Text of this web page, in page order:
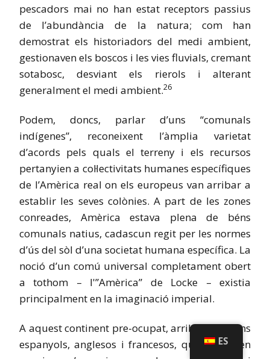
pescadors mai no han estat receptors passius
de l’abundància de la natura; com han
demostrat els historiadors del medi ambient,
gestionaven els boscos i les vies fluvials, cremant
sotabosc, desviant els rierols i alterant
generalment el medi ambient.26
Podem, doncs, parlar d’uns “comunals
indígenes”, reconeixent l’àmplia varietat
d’acords pels quals el terreny i els recursos
pertanyien a col·lectivitats humanes específiques
de l’Amèrica real on els europeus van arribar a
establir les seves colònies. A part de les zones
conreades, Amèrica estava plena de béns
comunals natius, cadascun regit per les normes
d’ús del sòl d’una societat humana específica. La
noció d’un comú universal completament obert
a tothom – l'”Amèrica” ​​de Locke – existia
principalment en la imaginació imperial.
A aquest continent pre-ocupat, arribaven colons
espanyols, anglesos i francesos, que ocupaven
ES